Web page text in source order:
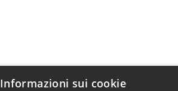
Informazioni sui cookie